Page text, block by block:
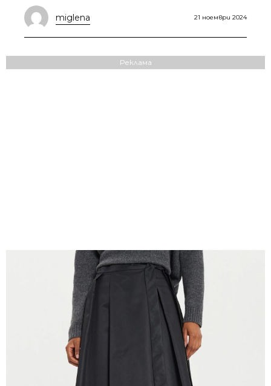
miglena 21 ноември 2024
Реклама